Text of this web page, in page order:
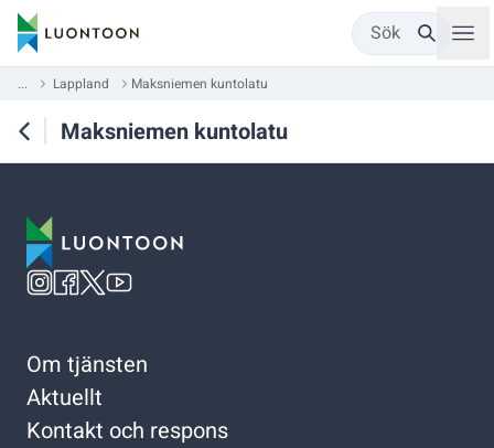
Sök
... Lappland Maksniemen kuntolatu
Maksniemen kuntolatu
Om tjänsten
Aktuellt
Kontakt och respons